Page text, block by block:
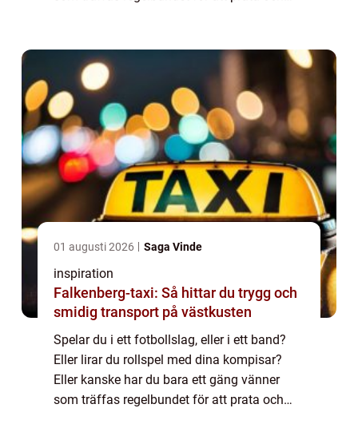
01 augusti 2026 Saga Vinde
inspiration
Falkenberg-taxi: Så hittar du trygg och
smidig transport på västkusten
Spelar du i ett fotbollslag, eller i ett band?
Eller lirar du rollspel med dina kompisar?
Eller kanske har du bara ett gäng vänner
som träffas regelbundet för att prata och